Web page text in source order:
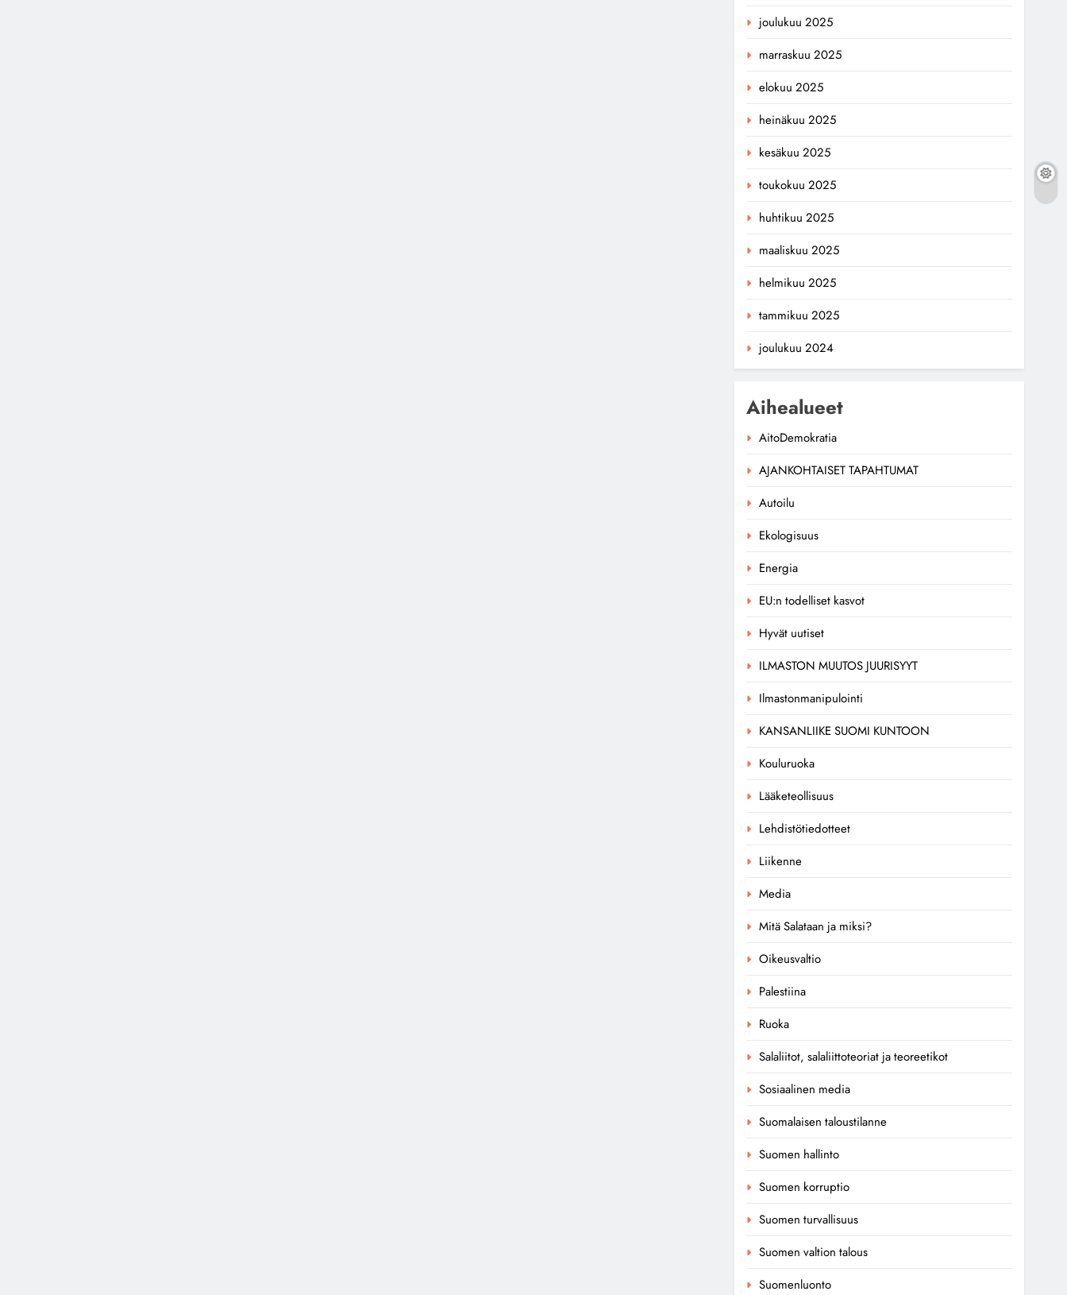
joulukuu 2025
marraskuu 2025
elokuu 2025
heinäkuu 2025
kesäkuu 2025
toukokuu 2025
huhtikuu 2025
maaliskuu 2025
helmikuu 2025
tammikuu 2025
joulukuu 2024
Aihealueet
AitoDemokratia
AJANKOHTAISET TAPAHTUMAT
Autoilu
Ekologisuus
Energia
EU:n todelliset kasvot
Hyvät uutiset
ILMASTON MUUTOS JUURISYYT
Ilmastonmanipulointi
KANSANLIIKE SUOMI KUNTOON
Kouluruoka
Lääketeollisuus
Lehdistötiedotteet
Liikenne
Media
Mitä Salataan ja miksi?
Oikeusvaltio
Palestiina
Ruoka
Salaliitot, salaliittoteoriat ja teoreetikot
Sosiaalinen media
Suomalaisen taloustilanne
Suomen hallinto
Suomen korruptio
Suomen turvallisuus
Suomen valtion talous
Suomenluonto